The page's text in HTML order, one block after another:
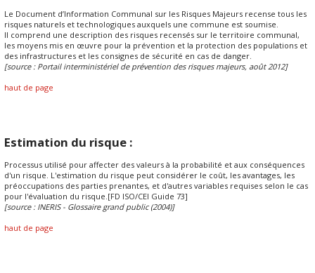
Le Document d’Information Communal sur les Risques Majeurs recense tous les
risques naturels et technologiques auxquels une commune est soumise.
Il comprend une description des risques recensés sur le territoire communal,
les moyens mis en œuvre pour la prévention et la protection des populations et
des infrastructures et les consignes de sécurité en cas de danger.
[source : Portail interministériel de prévention des risques majeurs, août 2012]
haut de page
Estimation du risque :
Processus utilisé pour affecter des valeurs à la probabilité et aux conséquences
d'un risque. L'estimation du risque peut considérer le coût, les avantages, les
préoccupations des parties prenantes, et d'autres variables requises selon le cas
pour l'évaluation du risque.[FD ISO/CEI Guide 73]
[source : INERIS - Glossaire grand public (2004)]
haut de page